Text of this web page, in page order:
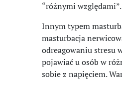
“różnymi względami”.
Innym typem
masturbacja
odreagowaniu stresu
pojawiać u osób w
sobie z napięciem.